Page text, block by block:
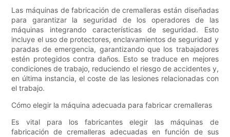
Las máquinas de fabricación de cremalleras están diseñadas
para garantizar la seguridad de los operadores de las
máquinas integrando características de seguridad. Esto
incluye el uso de protectores, enclavamientos de seguridad y
paradas de emergencia, garantizando que los trabajadores
estén protegidos contra daños. Esto se traduce en mejores
condiciones de trabajo, reduciendo el riesgo de accidentes y,
en última instancia, el coste de las lesiones relacionadas con
el trabajo.
Cómo elegir la máquina adecuada para fabricar cremalleras
Es vital para los fabricantes elegir las máquinas de
fabricación de cremalleras adecuadas en función de sus